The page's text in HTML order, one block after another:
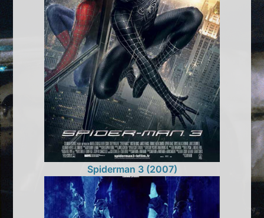
Spiderman 3 (2007)